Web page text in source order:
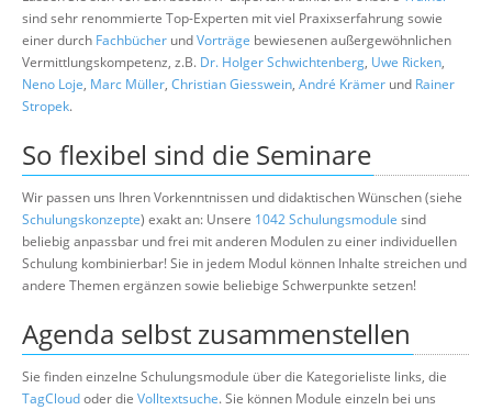
sind sehr renommierte Top-Experten mit viel Praxixserfahrung sowie
einer durch Fachbücher undVorträge bewiesenen außergewöhnlichen
Vermittlungskompetenz, z.B. Dr. Holger Schwichtenberg, Uwe Ricken,
Neno Loje, Marc Müller, Christian Giesswein, André Krämer und Rainer
Stropek.
So flexibel sind die Seminare
Wir passen uns Ihren Vorkenntnissen und didaktischen Wünschen (siehe
Schulungskonzepte) exakt an: Unsere 1042 Schulungsmodule sind
beliebig anpassbar und frei mit anderen Modulen zu einer individuellen
Schulung kombinierbar! Sie in jedem Modul können Inhalte streichen und
andere Themen ergänzen sowie beliebige Schwerpunkte setzen!
Agenda selbst zusammenstellen
Sie finden einzelne Schulungsmodule über die Kategorieliste links, die
TagCloudoder die Volltextsuche. Sie können Module einzeln bei uns